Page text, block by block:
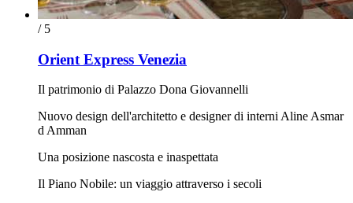
/ 5
Orient Express Venezia
Il patrimonio di Palazzo Dona Giovannelli
Nuovo design dell'architetto e designer di interni Aline Asmar
d Amman
Una posizione nascosta e inaspettata
Il Piano Nobile: un viaggio attraverso i secoli